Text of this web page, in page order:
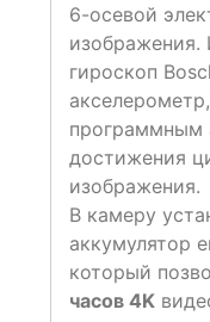
6-осевой
изображения.
гироскоп
программным
достижения
изображения.
В камеру
аккумулятор
который
часов 4K